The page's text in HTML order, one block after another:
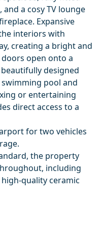
a cosy TV lounge
Expansive
interiors with
creating a bright and
open onto a
designed
pool and
or entertaining
direct access to a
for two vehicles
the property
including
quality ceramic